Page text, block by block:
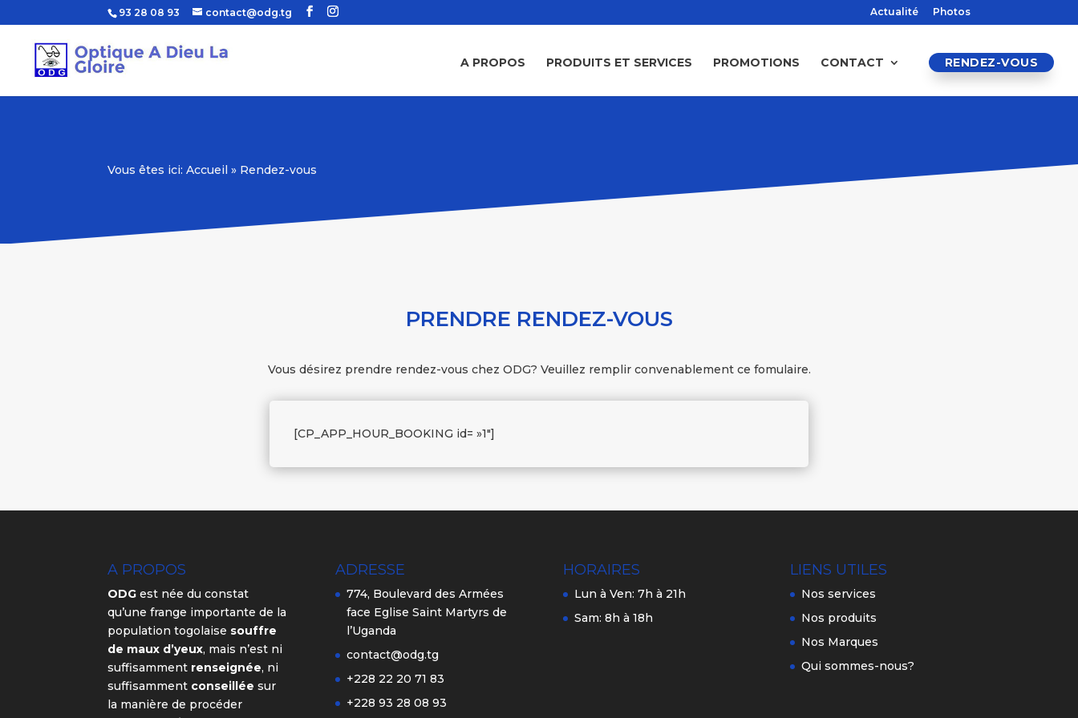
93 28 08 93 contact@odg.tg Actualité Photos
A PROPOS PRODUITS ET SERVICES PROMOTIONS CONTACT RENDEZ-VOUS
Vous êtes ici:Accueil » Rendez-vous
PRENDRE RENDEZ-VOUS
Vous désirez prendre rendez-vous chez ODG? Veuillez remplir convenablement ce fomulaire.
[CP_APP_HOUR_BOOKING id= »1″]
A PROPOS
ODG est née du constat
qu’une frange importante de la
population togolaise souffre
de maux d’yeux, mais n’est ni
suffisamment renseignée, ni
suffisamment conseillée sur
la manière de procéder
ADRESSE
774, Boulevard des Armées
face Eglise Saint Martyrs de
l’Uganda
contact@odg.tg
+228 22 20 71 83
+228 93 28 08 93
HORAIRES
Lun à Ven: 7h à 21h
Sam: 8h à 18h
LIENS UTILES
Nos services
Nos produits
Nos Marques
Qui sommes-nous?